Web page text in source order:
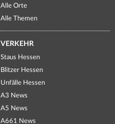
Alle Orte
Alle Themen
VERKEHR
Staus Hessen
Blitzer Hessen
Unfälle Hessen
A3 News
A5 News
A661 News